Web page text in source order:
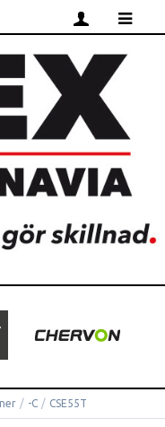
/ -C / CSE55T